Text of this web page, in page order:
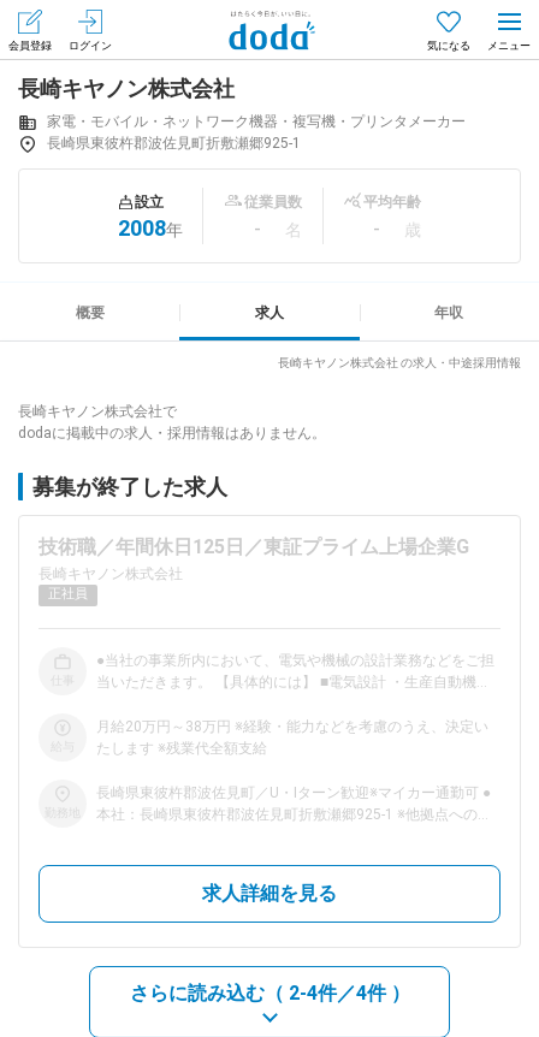
会員登録 ログイン 気になる
会員登録（無料） ログイン
はじめてdodaをご利用される方へ
求人を紹介してもらう
専門サイト
dodaチャットサポート
対応時間：10:00～22:00(日曜・年末年始を除く)
気軽に相談してみませんか？
今の仕事を続けるべき？
サイトマップ
長崎キヤノン株式会社
家電・モバイル・ネットワーク機器・複写機・プリンタメーカー
長崎県東彼杵郡波佐見町折敷瀬郷925-1
設立
2008年
従業員数
- 名
平均年齢
- 歳
概要 求人 年収
長崎キヤノン株式会社 の求人・中途採用情報
長崎キヤノン株式会社で
dodaに掲載中の求人・採用情報はありません。
募集が終了した求人
技術職／年間休日125日／東証プライム上場企業G
長崎キヤノン株式会社
正社員
●当社の事業所内において、電気や機械の設計業務などをご担
当いただきます。 【具体的には】 ■電気設計 ・生産自動機／
製品の電気設計 ■機械設計 ・生産自動機／治具（自動調整・
検査装置／自動組立装置等）および、カメラ製品の機械設計 ■
ト開発 ■金型設計・モールド加工技術 ・モールド（プラスチ
ック）部品の加工工程における量産確立と新技術の開発 金
部品といったカメラの構成部品でも特に重要なキーパーツの加
工技術の開発～生産を内製しています。また、部品加工用自動
生産性の向上と高品質のものづくりを両立しています。 □ 映
像領域の最新の知見を学べる □
―――――――――――――――――― 当社では、製品の設計図面を基
に、量産化の観点からの改善、製造工程における治具・装置な
月給20万円～38万円 ※経験・能力などを考慮のうえ、決定い
たします ※残業代全額支給
長崎県東彼杵郡波佐見町／U・Iターン歓迎※マイカー通勤可 ●
本社：長崎県東彼杵郡波佐見町折敷瀬郷925-1 ※他拠点への出
求人詳細を見る
さらに読み込む（ 2-4件／4件 ）